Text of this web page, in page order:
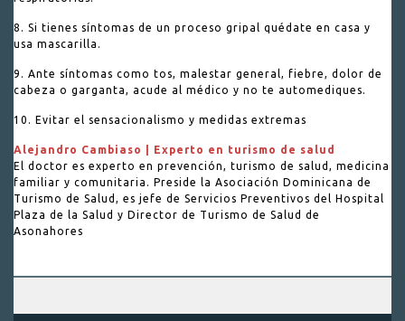
8. Si tienes síntomas de un proceso gripal quédate en casa y
usa mascarilla.
9. Ante síntomas como tos, malestar general, fiebre, dolor de
cabeza o garganta, acude al médico y no te automediques.
10. Evitar el sensacionalismo y medidas extremas
Alejandro Cambiaso | Experto en turismo de salud
El doctor es experto en prevención, turismo de salud, medicina
familiar y comunitaria. Preside la Asociación Dominicana de
Turismo de Salud, es jefe de Servicios Preventivos del Hospital
Plaza de la Salud y Director de Turismo de Salud de
Asonahores